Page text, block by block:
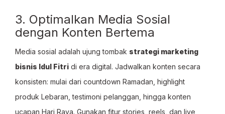
3. Optimalkan Media Sosial
dengan Konten Bertema
Media sosial adalah ujung tombak strategi marketing
bisnis Idul Fitri di era digital. Jadwalkan konten secara
konsisten: mulai dari countdown Ramadan, highlight
produk Lebaran, testimoni pelanggan, hingga konten
ucapan Hari Raya. Gunakan fitur stories, reels, dan live